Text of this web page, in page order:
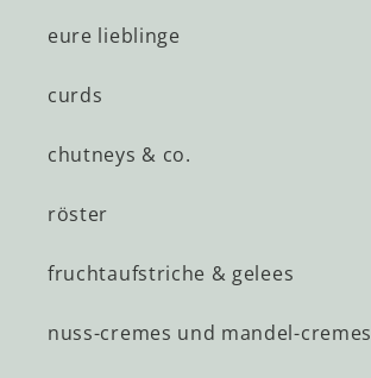
eure lieblinge
curds
chutneys & co.
röster
fruchtaufstriche & gelees
nuss-cremes und mandel-cremes